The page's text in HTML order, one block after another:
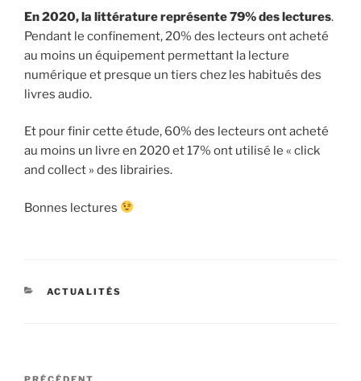
En 2020, la littérature représente 79% des lectures.
Pendant le confinement, 20% des lecteurs ont acheté
au moins un équipement permettant la lecture
numérique et presque un tiers chez les habitués des
livres audio.
Et pour finir cette étude, 60% des lecteurs ont acheté
au moins un livre en 2020 et 17% ont utilisé le « click
and collect » des librairies.
Bonnes lectures
CATÉGORIES
ACTUALITÉS
Navigation